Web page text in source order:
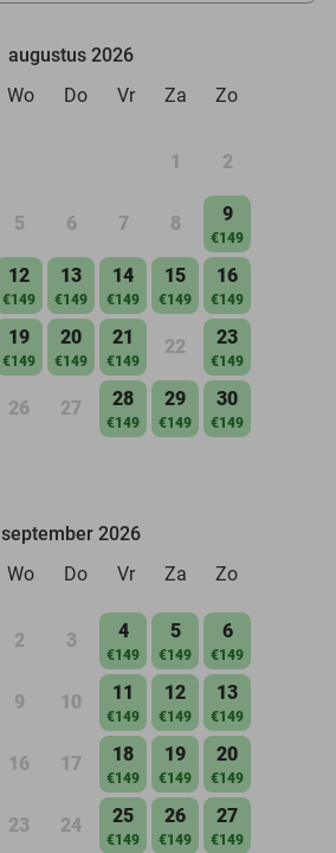
augustus 2026
Wo Do Vr Za Zo
1 2
5 6 7 8 9
€149
12
€149
13
€149
14
€149
15
€149
16
€149
19
€149
20
€149
21
€149
22 23
€149
26 27 28
€149
29
€149
30
€149
september 2026
Wo Do Vr Za Zo
2 3 4
€149
5
€149
6
€149
9 10 11
€149
12
€149
13
€149
16 17 18
€149
19
€149
20
€149
23 24 25
€149
26
€149
27
€149